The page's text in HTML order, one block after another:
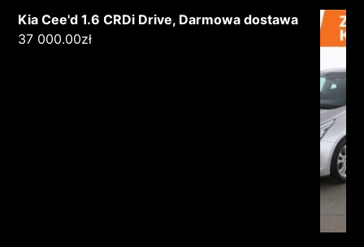
Kia Cee'd 1.6 CRDi Drive, Darmowa dostawa
37 000.00zł